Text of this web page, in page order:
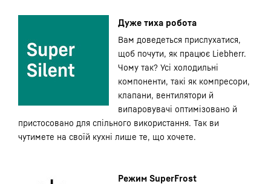
Дуже тиха робота
Вам доведеться прислухатися,
щоб почути, як працює Liebherr.
Чому так? Усі холодильні
компоненти, такі як компресори,
клапани, вентилятори й
випаровувачі оптимізовано й
пристосовано для спільного використання. Так ви
чутимете на своїй кухні лише те, що хочете.
Режим SuperFrost